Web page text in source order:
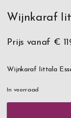
Wijnkaraf
Prijs vanaf €
Wijnkaraf Iittala
In voorraad